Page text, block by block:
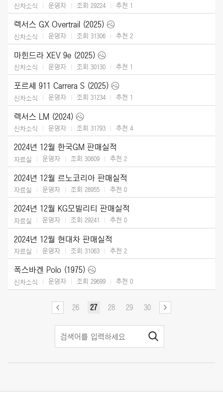
신차소식 운영자 조회 29224 추천 1
렉서스 GX Overtrail (2025)
신차소식 운영자 조회 31306 추천 2
마힌드라 XEV 9e (2025)
신차소식 운영자 조회 30130 추천 1
포르셰 911 Carrera S (2025)
신차소식 운영자 조회 31234 추천 1
렉서스 LM (2024)
신차소식 운영자 조회 31793 추천 4
2024년 12월 한국GM 판매실적
자료실 운영자 조회 30609 추천 2
2024년 12월 르노코리아 판매실적
자료실 운영자 조회 28955 추천 0
2024년 12월 KG모빌리티 판매실적
자료실 운영자 조회 29241 추천 0
2024년 12월 현대차 판매실적
자료실 운영자 조회 31063 추천 2
폭스바겐 Polo (1975)
신차소식 운영자 조회 29699 추천 0
26 27 28 29 30